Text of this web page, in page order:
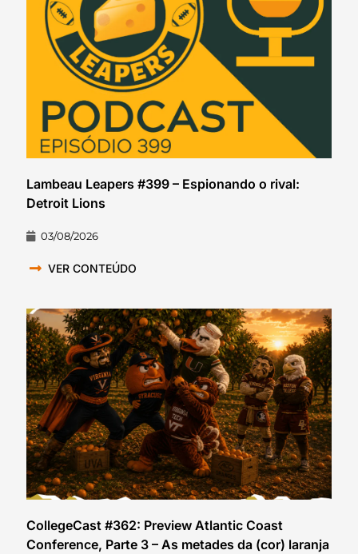
Lambeau Leapers #399 – Espionando o rival:
Detroit Lions
03/08/2026
VER CONTEÚDO
CollegeCast #362: Preview Atlantic Coast
Conference, Parte 3 – As metades da (cor) laranja